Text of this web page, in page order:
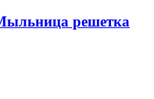
решетка